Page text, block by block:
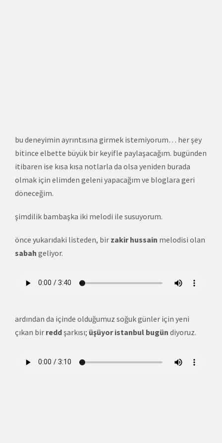
bu deneyimin ayrıntısına girmek istemiyorum… her şey
bitince elbette büyük bir keyifle paylaşacağım. bugünden
itibaren ise kısa kısa notlarla da olsa yeniden burada
olmak için elimden geleni yapacağım ve bloglara geri
döneceğim.
şimdilik bambaşka iki melodi ile susuyorum.
önce yukarıdaki listeden, bir zakir hussain melodisi olan
sabah geliyor.
ardından da içinde olduğumuz soğuk günler için yeni
çıkan bir redd şarkısı; üşüyor istanbul bugün diyoruz.